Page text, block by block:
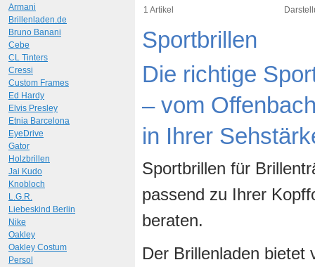
1 Artikel
Sportbrillen
Die richtige
– vom
in Ihrer
Sportbrillen für
passend zu Ihrer
beraten.
Der Brillenladen bietet
Armani
Brillenladen.de
Bruno Banani
Cebe
CL Tinters
Cressi
Custom Frames
Ed Hardy
Elvis Presley
Etnia Barcelona
EyeDrive
Gator
Holzbrillen
Jai Kudo
Knobloch
L.G.R.
Liebeskind Berlin
Nike
Oakley
Oakley Costum
Persol